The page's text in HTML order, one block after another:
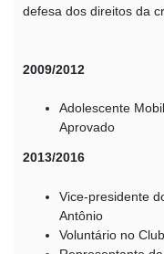
defesa dos direitos da
2009/2012
Adolescente
Aprovado
2013/2016
Vice-presidente
Antônio
Voluntário no